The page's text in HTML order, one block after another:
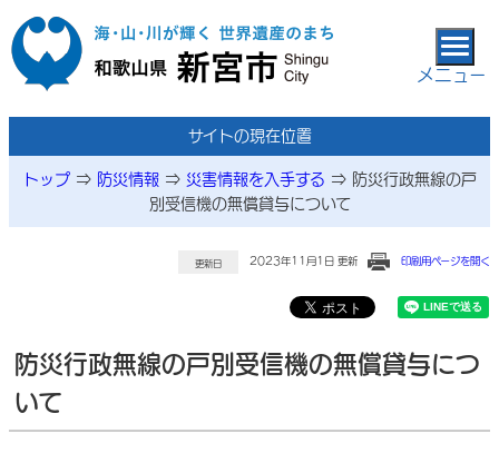
本文へ移動
メニュー
サイトの現在位置
トップ⇒ 防災情報⇒ 災害情報を入手する ⇒ 防災行政無線の戸
別受信機の無償貸与について
更新日 2023年11月1日 更新 印刷用ページを開く
防災行政無線の戸別受信機の無償貸与につ
いて